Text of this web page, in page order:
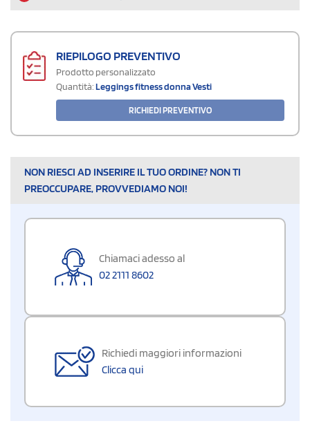
RIEPILOGO PREVENTIVO
Prodotto personalizzato
Quantità:Leggings fitness donna Vesti
RICHIEDI PREVENTIVO
NON RIESCI AD INSERIRE IL TUO ORDINE? NON TI
PREOCCUPARE, PROVVEDIAMO NOI!
Chiamaci adesso al
02 2111 8602
Richiedi maggiori informazioni
Clicca qui